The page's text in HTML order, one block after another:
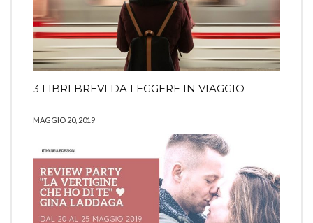
3 LIBRI BREVI DA LEGGERE IN VIAGGIO
MAGGIO 20, 2019